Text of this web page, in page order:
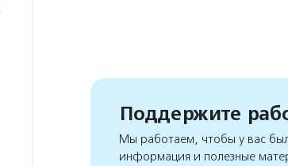
Поддержите
Мы работаем, чтобы у вас
информация и полезные